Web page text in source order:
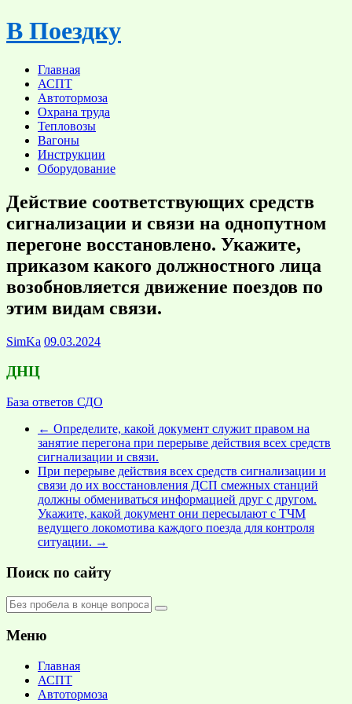
Skip
to
В Поездку
Главная
АСПТ
Автотормоза
Охрана труда
Тепловозы
Вагоны
Инструкции
Оборудование
Действие соответствующих средств
сигнализации и связи на однопутном
перегоне восстановлено. Укажите,
приказом какого должностного лица
возобновляется движение поездов по
этим видам связи.
SimKa 09.03.2024
ДНЦ
База ответов СДО
← Определите, какой документ служит правом на
занятие перегона при перерыве действия всех средств
сигнализации и связи.
При перерыве действия всех средств сигнализации и
связи до их восстановления ДСП смежных станций
должны обмениваться информацией друг с другом.
Укажите, какой документ они пересылают с ТЧМ
ведущего локомотива каждого поезда для контроля
ситуации. →
Поиск по сайту
Меню
Главная
АСПТ
Автотормоза